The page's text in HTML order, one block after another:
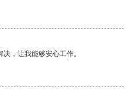
，让我能够安心工作。